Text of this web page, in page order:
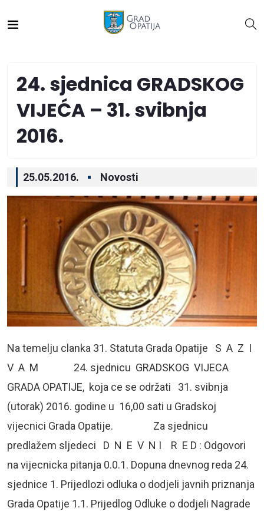
24. sjednica GRADSKOG
VIJEĆA – 31. svibnja
2016.
25.05.2016. Novosti
Na temelju clanka 31. Statuta Grada Opatije S A Z I
V A M 24. sjednicu GRADSKOG VIJECA
GRADA OPATIJE, koja ce se održati 31. svibnja
(utorak) 2016. godine u 16,00 sati u Gradskoj
vijecnici Grada Opatije. Za sjednicu
predlažem sljedeci D N E V N I R E D : Odgovori
na vijecnicka pitanja 0.0.1. Dopuna dnevnog reda 24.
sjednice 1. Prijedlozi odluka o dodjeli javnih priznanja
Grada Opatije 1.1. Prijedlog Odluke o dodjeli Nagrade